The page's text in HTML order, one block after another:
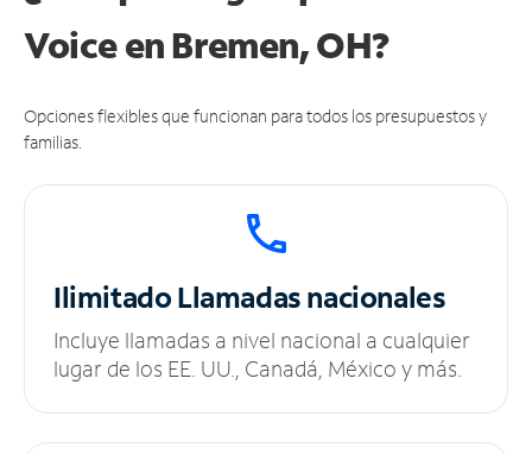
Voice en Bremen, OH?
Opciones flexibles que funcionan para todos los presupuestos y
familias.
IlimitadoLlamadas nacionales
Incluye llamadas a nivel nacional a cualquier
lugar de los EE. UU., Canadá, México y más.